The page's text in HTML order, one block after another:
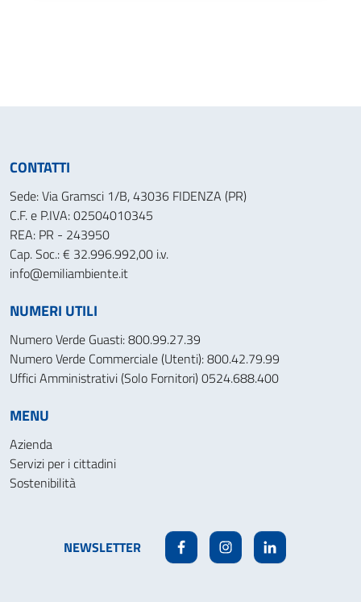
CONTATTI
Sede: Via Gramsci 1/B, 43036 FIDENZA (PR)
C.F. e P.IVA: 02504010345
REA: PR - 243950
Cap. Soc.: € 32.996.992,00 i.v.
info@emiliambiente.it
NUMERI UTILI
Numero Verde Guasti: 800.99.27.39
Numero Verde Commerciale (Utenti): 800.42.79.99
Uffici Amministrativi (Solo Fornitori) 0524.688.400
MENU
Azienda
Servizi per i cittadini
Sostenibilità
NEWSLETTER FacebookInstagramLinkedin